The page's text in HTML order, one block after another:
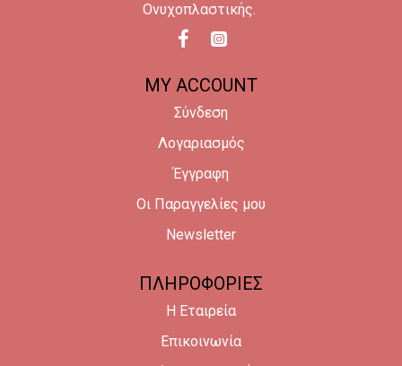
Ονυχοπλαστικής.
MY ACCOUNT
Σύνδεση
Λογαριασμός
Έγγραφη
Οι Παραγγελίες μου
Newsletter
ΠΛΗΡΟΦΟΡΙΕΣ
Η Εταιρεία
Επικοινωνία